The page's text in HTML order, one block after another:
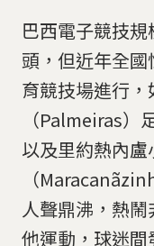
巴西電子競技
頭，但近年全
育競技場進行
（Palmeiras）
以及里約熱內
（
人聲鼎沸，熱
他運動，球迷